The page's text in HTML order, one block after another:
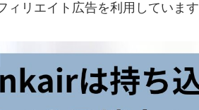
ィリエイト広告を利用しています